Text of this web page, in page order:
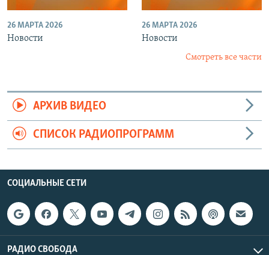
26 МАРТА 2026
Новости
26 МАРТА 2026
Новости
Смотреть все части
АРХИВ ВИДЕО
СПИСОК РАДИОПРОГРАММ
СОЦИАЛЬНЫЕ СЕТИ
РАДИО СВОБОДА